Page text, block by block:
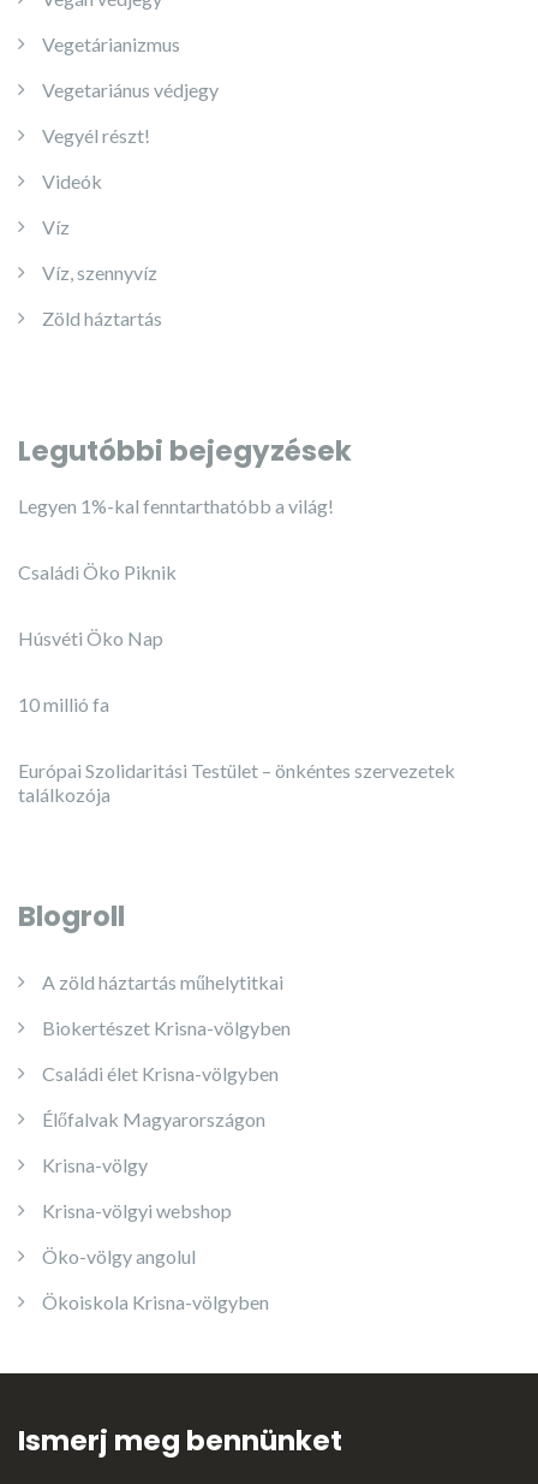
Vegetárianizmus
Vegetariánus védjegy
Vegyél részt!
Videók
Víz
Víz, szennyvíz
Zöld háztartás
Legutóbbi bejegyzések
Legyen 1%-kal fenntarthatóbb a világ!
Családi Öko Piknik
Húsvéti Öko Nap
10 millió fa
Európai Szolidaritási Testület – önkéntes szervezetek
találkozója
Blogroll
A zöld háztartás műhelytitkai
Biokertészet Krisna-völgyben
Családi élet Krisna-völgyben
Élőfalvak Magyarországon
Krisna-völgy
Krisna-völgyi webshop
Öko-völgy angolul
Ökoiskola Krisna-völgyben
Ismerj meg bennünket